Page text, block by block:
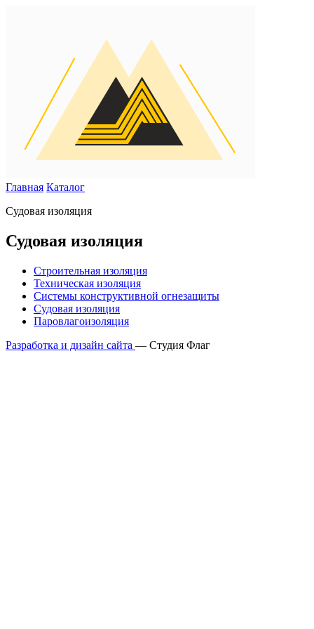
Главная Каталог
Судовая изоляция
Судовая изоляция
Строительная изоляция
Техническая изоляция
Системы конструктивной огнезащиты
Судовая изоляция
Паровлагоизоляция
Разработка и дизайн сайта — Студия Флаг